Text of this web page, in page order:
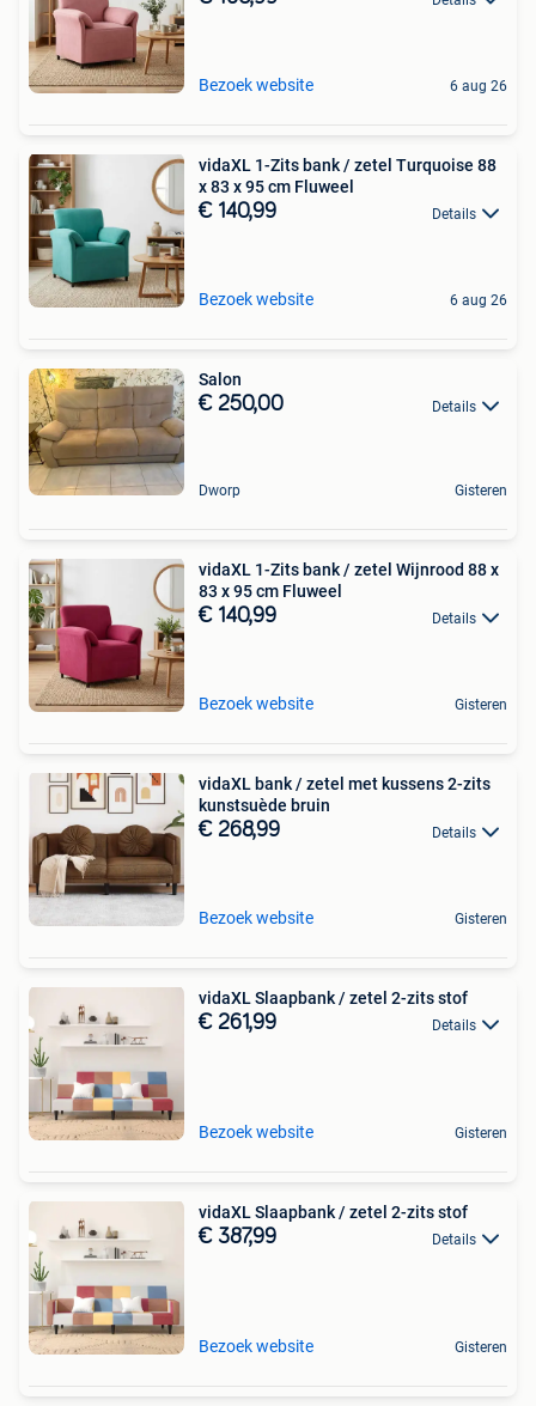
Bezoek website 6 aug 26
vidaXL 1-Zits bank / zetel Turquoise 88
x 83 x 95 cm Fluweel
€ 140,99 Details
Bezoek website 6 aug 26
Salon
€ 250,00 Details
Dworp Gisteren
vidaXL 1-Zits bank / zetel Wijnrood 88 x
83 x 95 cm Fluweel
€ 140,99 Details
Bezoek website Gisteren
vidaXL bank / zetel met kussens 2-zits
kunstsuède bruin
€ 268,99 Details
Bezoek website Gisteren
vidaXL Slaapbank / zetel 2-zits stof
€ 261,99 Details
Bezoek website Gisteren
vidaXL Slaapbank / zetel 2-zits stof
€ 387,99 Details
Bezoek website Gisteren